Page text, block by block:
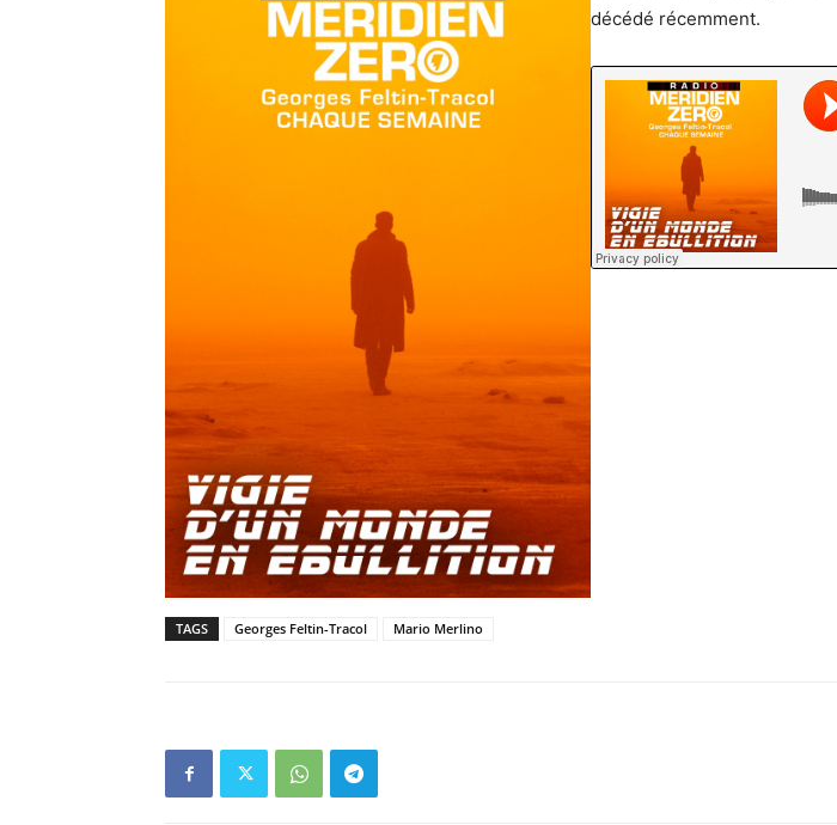
décédé récemment.
TAGS Georges Feltin-Tracol Mario Merlino